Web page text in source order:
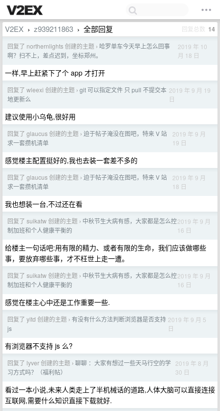
V2EX › z939211863 › 全部回复 回复总数 14
回复了 northernlights 创建的主题 › 哈罗单车今天早上怎么回事
啊？扫不上，差点迟到，坐标郑州。
2019 年 10
月 18 日
一样,早上赶紧下了个 app 才打开
回复了 wleexi 创建的主题 › git 可以指定文件 只 pull 不提交本
地更新么
2019 年 9 月 19
日
建议使用小乌龟,很好用
回复了 glaucus 创建的主题 › 迫于帖子淹没在图吧，特来 V 站
求一套攒机清单
2019 年 9 月
19 日
感觉楼主配置挺好的,我也去装一套差不多的
回复了 glaucus 创建的主题 › 迫于帖子淹没在图吧，特来 V 站
求一套攒机清单
2019 年 9 月
18 日
我也想装一台,不过还在看
回复了 suikatw 创建的主题 › 中秋节生大病有感，大家都是怎么控
制加班和个人健康平衡的
2019 年 9 月
16 日
给楼主一句话吧:用有限的精力、或者有限的生命，我们应该做哪些
事，要放弃哪些事，才不枉世上走一遭。
回复了 suikatw 创建的主题 › 中秋节生大病有感，大家都是怎么控
制加班和个人健康平衡的
2019 年 9 月
16 日
感觉在楼主心中还是工作重要一些.
回复了 yitd 创建的主题 › 有没有什么方法判断浏览器是否支持
js
2019 年 9 月 5
日
有浏览器不支持 js 么?
回复了 lyver 创建的主题 › 聊聊 ：大家有想过一些天马行空的学
习方式吗？（福利帖）
2019 年 8 月
30 日
看过一本小说,未来人类走上了半机械话的道路,人体大脑可以直接连接
互联网,需要什么知识直接下载就好.